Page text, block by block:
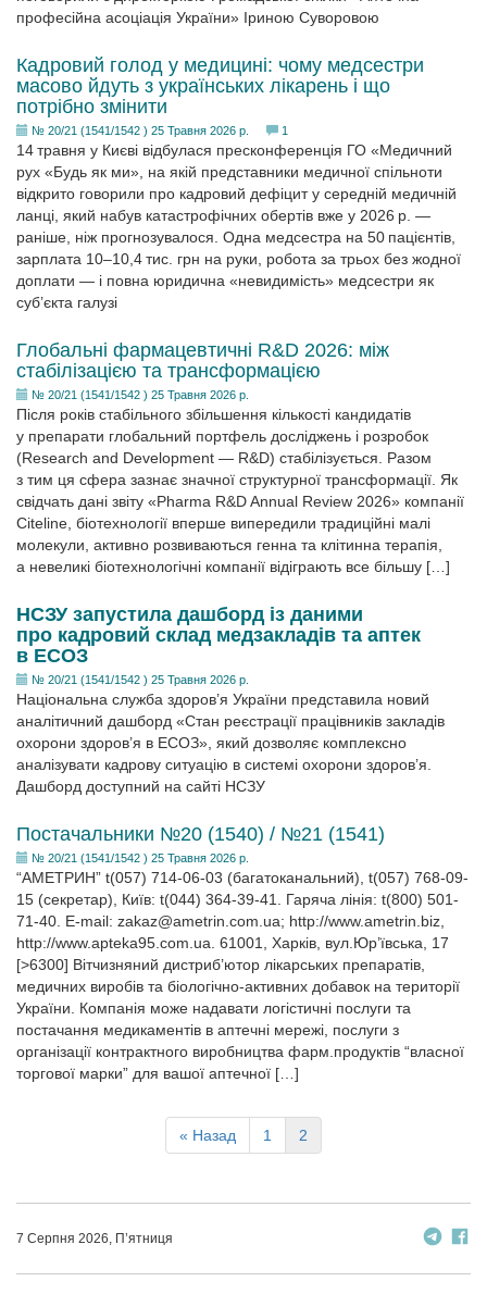
професійна асоціація України» Іриною Суворовою
Кадровий голод у медицині: чому медсестри
масово йдуть з українських лікарень і що
потрібно змінити
№ 20/21 (1541/1542 ) 25 Травня 2026 р. 1
14 травня у Києві відбулася пресконференція ГО «Медичний
рух «Будь як ми», на якій представники медичної спільноти
відкрито говорили про кадровий дефіцит у середній медичній
ланці, який набув катастрофічних обертів вже у 2026 р. —
раніше, ніж прогнозувалося. Одна медсестра на 50 пацієнтів,
зарплата 10–10,4 тис. грн на руки, робота за трьох без жодної
доплати — і повна юридична «невидимість» медсестри як
суб’єкта галузі
Глобальні фармацевтичні R&D 2026: між
стабілізацією та трансформацією
№ 20/21 (1541/1542 ) 25 Травня 2026 р.
Після років стабільного збільшення кількості кандидатів
у препарати глобальний портфель досліджень і розробок
(Research and Development — R&D) стабілізується. Разом
з тим ця сфера зазнає значної структурної трансформації. Як
свідчать дані звіту «Pharma R&D Annual Review 2026» компанії
Citeline, біотехнології вперше випередили традиційні малі
молекули, активно розвиваються генна та клітинна терапія,
а невеликі біотехнологічні компанії відіграють все більшу […]
НСЗУ запустила дашборд із даними
про кадровий склад медзакладів та аптек
в ЕСОЗ
№ 20/21 (1541/1542 ) 25 Травня 2026 р.
Національна служба здоров’я України представила новий
аналітичний дашборд «Стан реєстрації працівників закладів
охорони здоров’я в ЕСОЗ», який дозволяє комплексно
аналізувати кадрову ситуацію в системі охорони здоров’я.
Дашборд доступний на сайті НСЗУ
Постачальники №20 (1540) / №21 (1541)
№ 20/21 (1541/1542 ) 25 Травня 2026 р.
“АМЕТРИН” t(057) 714-06-03 (багатоканальний), t(057) 768-09-
15 (секретар), Київ: t(044) 364-39-41. Гаряча лінія: t(800) 501-
71-40. E‑mail: zakaz@ametrin.com.ua; http://www.ametrin.biz,
http://www.apteka95.com.ua. 61001, Харків, вул.Юр’ївська, 17
[>6300] Вітчизняний дистриб’ютор лікарських препаратів,
медичних виробів та біологічно‑активних добавок на території
України. Компанія може надавати логістичні послуги та
постачання медикаментів в аптечні мережі, послуги з
організації контрактного виробництва фарм.продуктів “власної
торгової марки” для вашої аптечної […]
« Назад 1 2
7 Серпня 2026, П’ятниця